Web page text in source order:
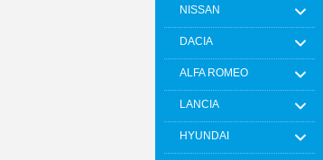
NISSAN
DACIA
ALFA ROMEO
LANCIA
HYUNDAI